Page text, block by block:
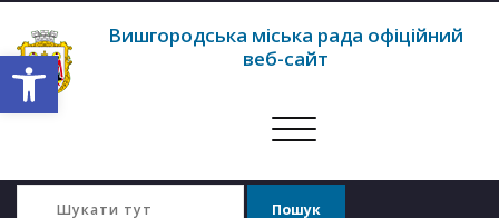
Відкрити Панель інструментів
Вишгородська міська рада офіційний
веб-сайт
Перемкнути